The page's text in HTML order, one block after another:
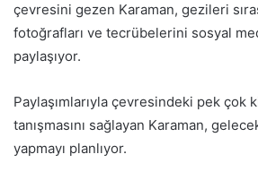
çevresini gezen Karaman, gezileri
fotoğrafları ve tecrübelerini sosyal
paylaşıyor.
Paylaşımlarıyla çevresindeki pek çok
tanışmasını sağlayan Karaman,
yapmayı planlıyor.